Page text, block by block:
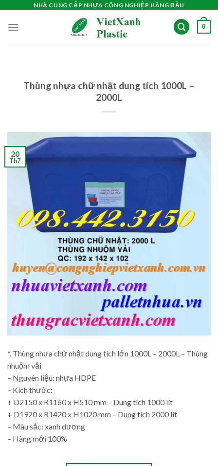
content
NHÀ CUNG CẤP NHỰA CÔNG NGHIỆP HÀNG ĐẦU
0
Thùng nhựa chữ nhật dung tích 1000L –
2000L
20
Th7
*. Thùng nhựa chữ nhật dung tích lớn 1000L – 2000L – Thùng
nhuộm vải
– Nguyên liệu: nhựa HDPE
– Kích thước:
+ D2150 x R1160 x H510 mm – Dung tích 1000 lít
+ D1920 x R1420 x H1020 mm – Dung tích 2000 lít
– Màu sắc: xanh dương
– Hàng mới 100%